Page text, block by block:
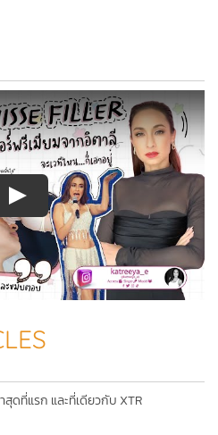
ดที่แรก และที่เดียวกับ XTR